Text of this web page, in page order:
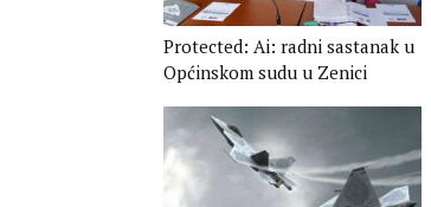
Protected: Ai: radni sastanak u
Općinskom sudu u Zenici